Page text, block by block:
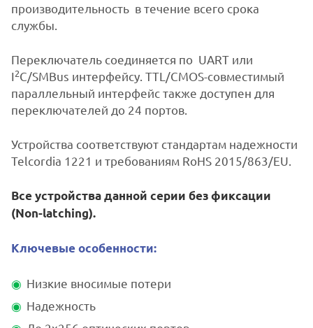
производительность в течение всего срока
службы.
Переключатель соединяется по UART или
I2C/SMBus интерфейсу. TTL/CMOS-совместимый
параллельный интерфейс также доступен для
переключателей до 24 портов.
Устройства соответствуют стандартам надежности
Telcordia 1221 и требованиям RoHS 2015/863/EU.
Все устройства данной серии без фиксации
(Non-latching).
Ключевые особенности:
Низкие вносимые потери
Надежность